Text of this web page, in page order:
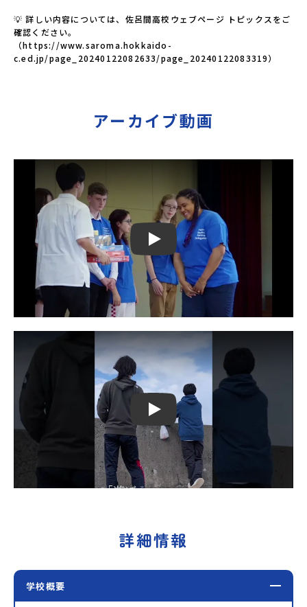
💡 詳しい内容については、佐呂間高校ウェブページ トピックスをご
確認ください。
（https://www.saroma.hokkaido-
c.ed.jp/page_20240122082633/page_20240122083319）
アーカイブ動画
Play
Play
詳細情報
学校概要